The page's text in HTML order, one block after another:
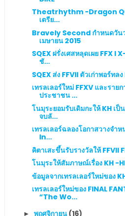
Theatrhythm -Dragon
เตรีย...
Bravely Second กำหนดวัน
เมษายน 2015
SQEX ฝรั่งเศสหลุดเผย FFX l
ชั...
SQEX ส่ง FFVII ตัวเก่าพอร์ทล
เทรลเลอร์ใหม่ FFXV และราย
ประชาชน ...
โนมุระยอมรับเดิมกะให้ KH เป็
จบลั...
เทรลเลอร์ฉลองโอกาสวางจำ
In...
คิตาเสะขึ้นรับรางวัลให้ FFVII
โนมุระให้สัมภาษณ์เรื่อง KH -
ข้อมูลจากเทรลเลอร์ใหม่ของ
เทรลเลอร์ใหม่ของ FINAL
“The Wo...
► พฤศจิกายน (16)